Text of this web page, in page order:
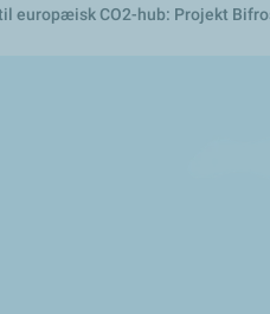
europæisk CO2-hub: Projekt